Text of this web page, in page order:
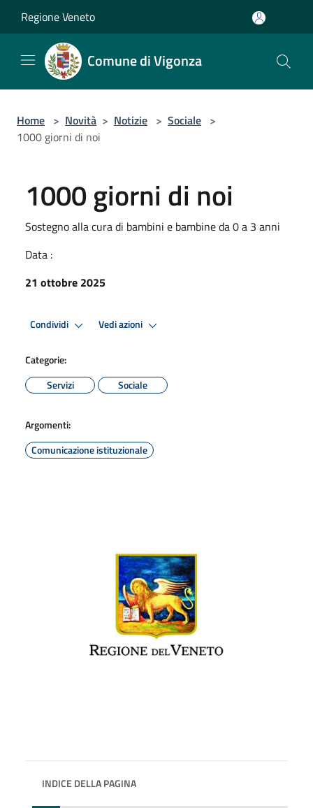
Regione Veneto
Comune di Vigonza
Home > Novità > Notizie > Sociale >
1000 giorni di noi
1000 giorni di noi
Sostegno alla cura di bambini e bambine da 0 a 3 anni
Data :
21 ottobre 2025
Condividi Vedi azioni
Categorie:
Servizi
Sociale
Argomenti:
Comunicazione istituzionale
INDICE DELLA PAGINA